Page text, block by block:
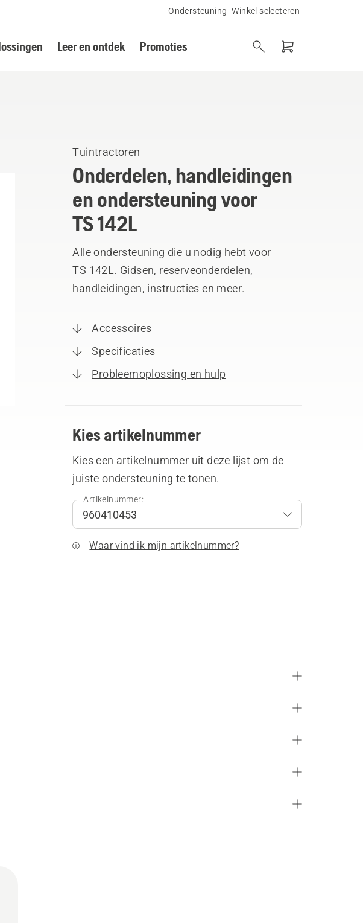
Ondersteuning Winkel selecteren
Leer en ontdek Promoties
Tuintractoren
Onderdelen, handleidingen
en ondersteuning voor
TS 142L
Alle ondersteuning die u nodig hebt voor
TS 142L. Gidsen, reserveonderdelen,
handleidingen, instructies en meer.
Accessoires
Specificaties
Probleemoplossing en hulp
Kies artikelnummer
Kies een artikelnummer uit deze lijst om de
juiste ondersteuning te tonen.
Artikelnummer:
Waar vind ik mijn artikelnummer?